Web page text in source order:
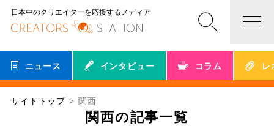
日本中のクリエイターを応援するメディア
ニュース インタビュー コラム レ
サイトトップ 関西
関西の記事一覧